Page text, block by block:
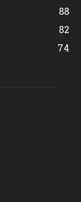
88
82
74